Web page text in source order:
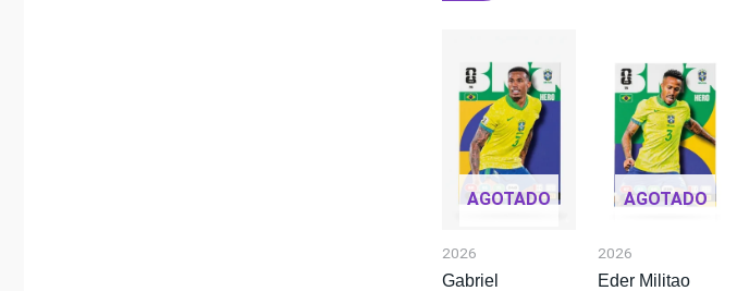
AGOTADO
2026
Gabriel
AGOTADO
2026
Eder Militao